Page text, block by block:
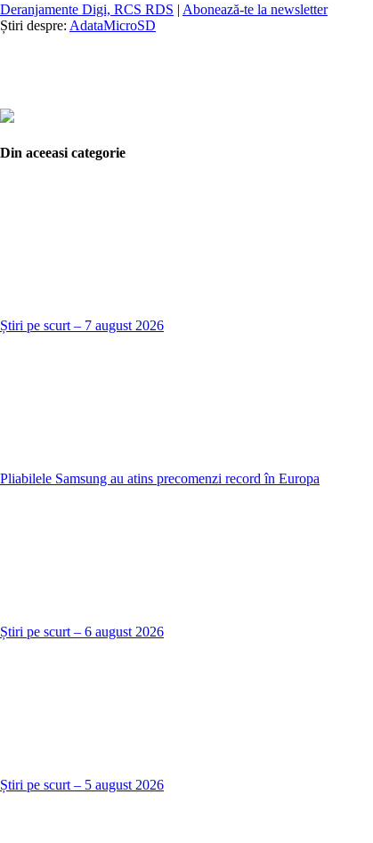
Deranjamente Digi, RCS RDS | Abonează-te la newsletter
Știri despre: AdataMicroSD
Din aceeasi categorie
Știri pe scurt – 7 august 2026
Pliabilele Samsung au atins precomenzi record în Europa
Știri pe scurt – 6 august 2026
Știri pe scurt – 5 august 2026